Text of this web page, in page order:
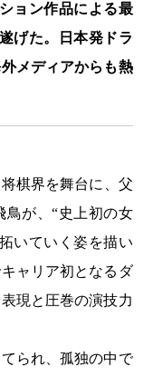
ョン作品による最
げた。日本発ドラ
メディアからも熱
棋界を舞台に、父
鳥が、“史上初の女
いていく姿を描い
ャリア初となるダ
現と圧巻の演技力
られ、孤独の中で